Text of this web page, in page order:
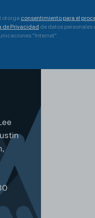
otorga consentimiento para el
de Privacidad de datos personales
"Internet".